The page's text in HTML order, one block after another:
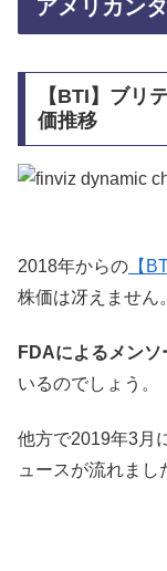
アメリカン
【BTI】ブリ
価推移
2018年からの 【
株価は冴えません。
FDAによるメン
いるのでしょう。
他方で2019年3月
ュースが流れまし